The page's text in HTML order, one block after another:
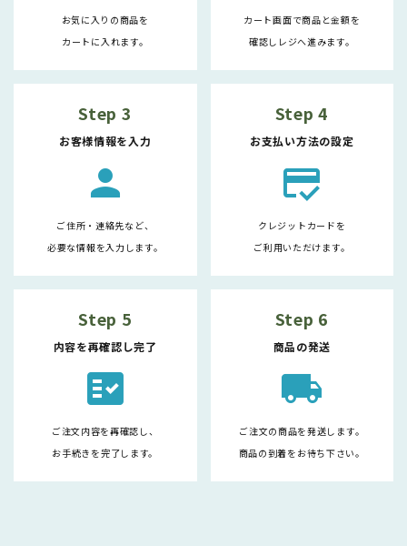
お気に入りの商品を
カートに入れます。
カート画面で商品と金額を
確認しレジへ進みます。
Step 3
お客様情報を入力
person
ご住所・連絡先など、
必要な情報を入力します。
Step 4
お支払い方法の設定
credit_score
クレジットカードを
ご利用いただけます。
Step 5
内容を再確認し完了
fact_check
ご注文内容を再確認し、
お手続きを完了します。
Step 6
商品の発送
local_shipping
ご注文の商品を発送します。
商品の到着をお待ち下さい。